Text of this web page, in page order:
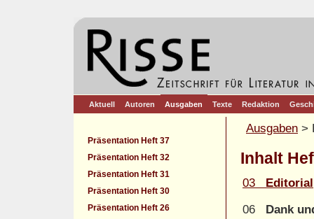
Aktuell Autoren Ausgaben Texte Redaktion
Präsentation Heft 37
Präsentation Heft 32
Präsentation Heft 31
Präsentation Heft 30
Präsentation Heft 26
Ausgaben >
Inhalt
03
Editorial
06
Dank